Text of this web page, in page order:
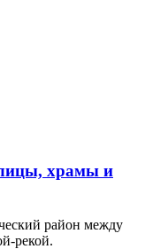
храмы и
район между
рекой.